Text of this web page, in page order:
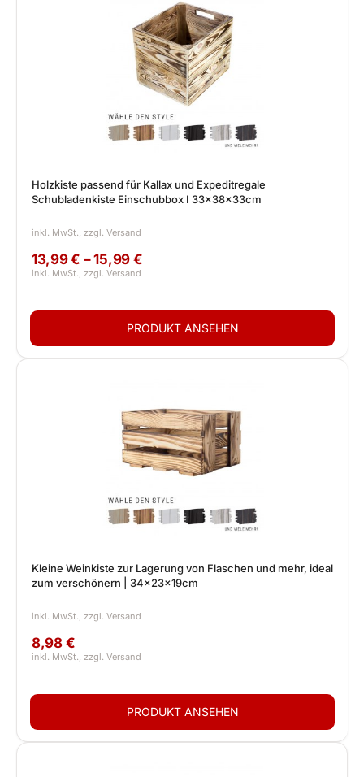
Holzkiste passend für Kallax und Expeditregale
Schubladenkiste Einschubbox I 33x38x33cm
13,99 € – 15,99 €
Kleine Weinkiste zur Lagerung von Flaschen und mehr, ideal
zum verschönern | 34x23x19cm
8,98 €